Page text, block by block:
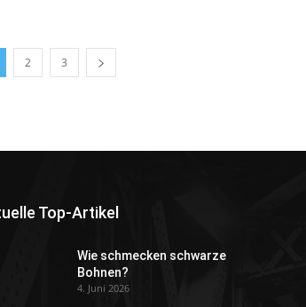
2 3
Top-Artikel
Wie schmecken schwarze
Bohnen?
4. Juni 2026